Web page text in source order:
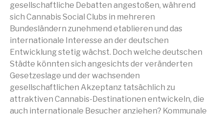
gesellschaftliche Debatten angestoßen, während
sich Cannabis Social Clubs in mehreren
Bundesländern zunehmend etablieren und das
internationale Interesse an der deutschen
Entwicklung stetig wächst. Doch welche deutschen
Städte könnten sich angesichts der veränderten
Gesetzeslage und der wachsenden
gesellschaftlichen Akzeptanz tatsächlich zu
attraktiven Cannabis-Destinationen entwickeln, die
auch internationale Besucher anziehen? Kommunale